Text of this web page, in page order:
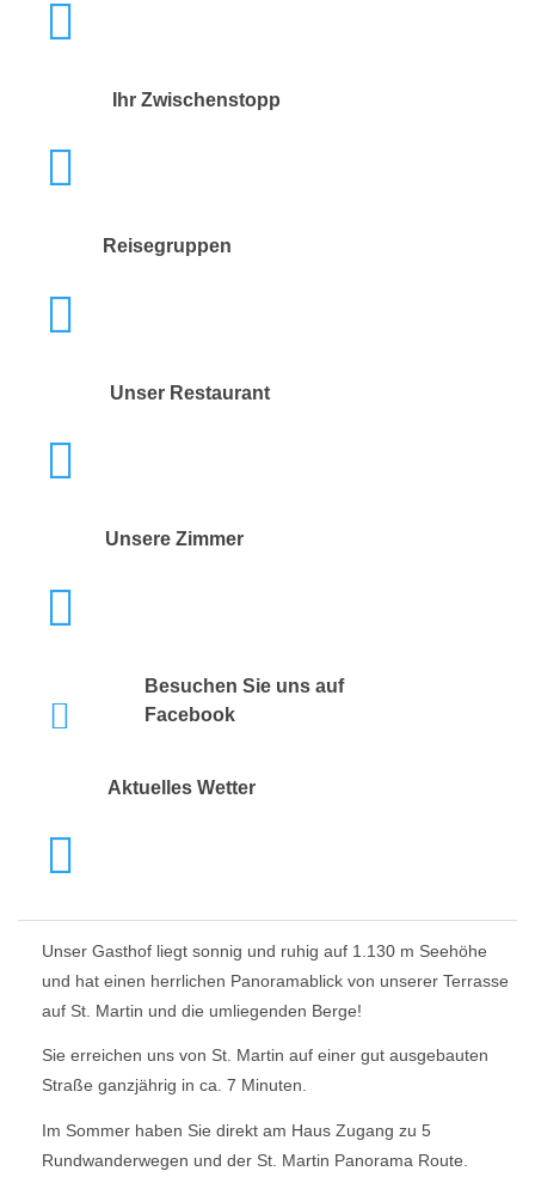
Ihr Zwischenstopp
Reisegruppen
Unser Restaurant
Unsere Zimmer
Besuchen Sie uns auf
Facebook
Aktuelles Wetter
Unser Gasthof liegt sonnig und ruhig auf 1.130 m Seehöhe
und hat einen herrlichen Panoramablick von unserer Terrasse
auf St. Martin und die umliegenden Berge!
Sie erreichen uns von St. Martin auf einer gut ausgebauten
Straße ganzjährig in ca. 7 Minuten.
Im Sommer haben Sie direkt am Haus Zugang zu 5
Rundwanderwegen und der St. Martin Panorama Route.